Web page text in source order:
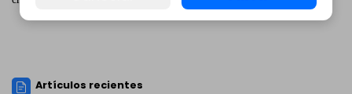
Artículos recientes